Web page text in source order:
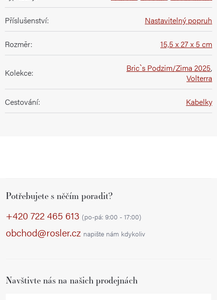
Příslušenství: Nastavitelný popruh
Rozměr: 15,5 x 27 x 5 cm
Kolekce: Bric`s Podzim/Zima 2025,
Volterra
Cestování: Kabelky
Potřebujete s něčím poradit?
+420 722 465 613 (po-pá: 9:00 - 17:00)
obchod@rosler.cz napište nám kdykoliv
Navštivte nás na našich prodejnách